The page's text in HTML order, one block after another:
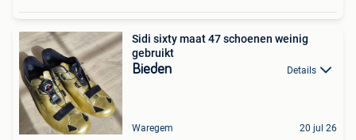
Sidi sixty maat 47 schoenen weinig
gebruikt
Bieden Details
Waregem 20 jul 26